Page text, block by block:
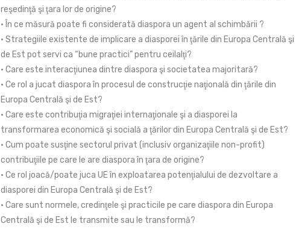
reşedinţă şi ţara lor de origine?
• În ce măsură poate fi considerată diaspora un agent al schimbării ?
• Strategiile existente de implicare a diasporei în ţările din Europa Centrală şi
de Est pot servi ca “bune practici” pentru ceilalţi?
• Care este interacţiunea dintre diaspora şi societatea majoritară?
• Ce rol a jucat diaspora în procesul de construcţie naţională din ţările din
Europa Centrală şi de Est?
• Care este contribuţia migraţiei internaţionale şi a diasporei la
transformarea economică şi socială a ţărilor din Europa Centrală şi de Est?
• Cum poate susţine sectorul privat (inclusiv organizaţiile non-profit)
contribuţiile pe care le are diaspora în ţara de origine?
• Ce rol joacă/poate juca UE în exploatarea potenţialului de dezvoltare a
diasporei din Europa Centrală şi de Est?
• Care sunt normele, credinţele şi practicile pe care diaspora din Europa
Centrală şi de Est le transmite sau le transformă?